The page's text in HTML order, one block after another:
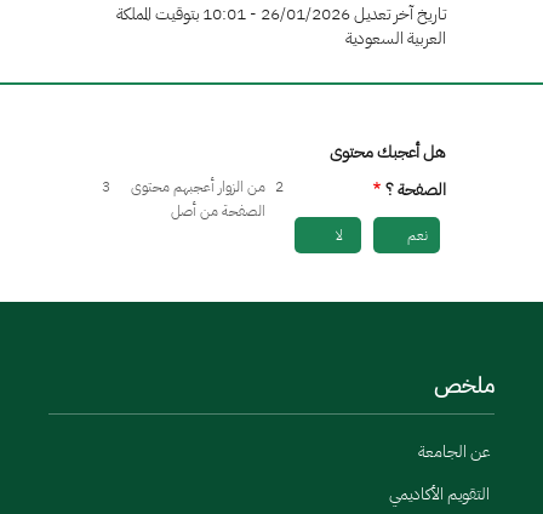
تاريخ آخر تعديل 26/01/2026 - 10:01 بتوقيت المملكة
العربية السعودية
هل أعجبك محتوى
الصفحة ؟
نعم لا
2 من الزوار أعجبهم محتوى
الصفحة من أصل
3
ملخص
عن الجامعة
التقويم الأكاديمي